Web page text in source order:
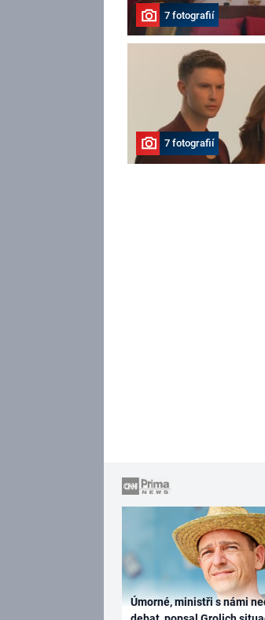
7 fotografií
7 fotografií
Úmorné, ministři s námi